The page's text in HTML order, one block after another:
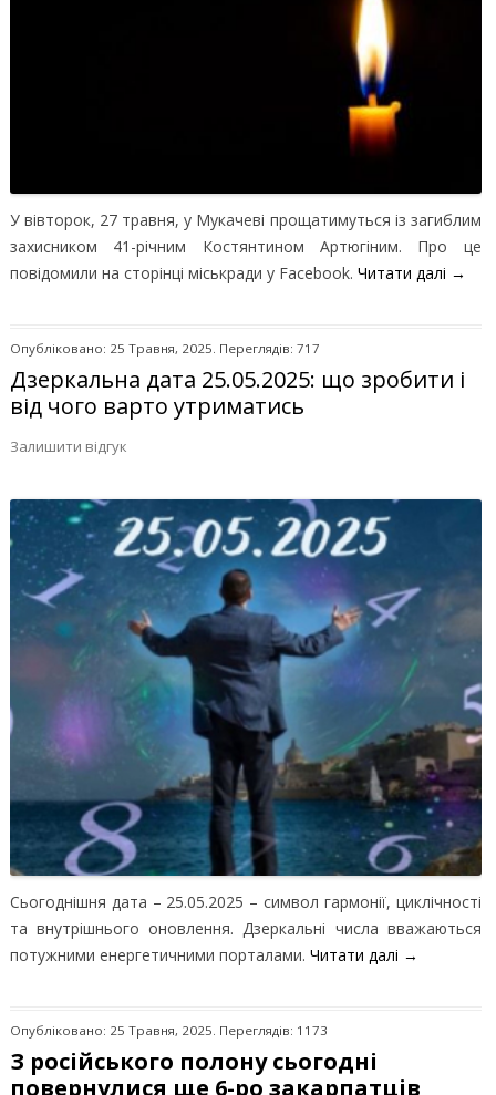
У вівторок, 27 травня, у Мукачеві прощатимуться із загиблим
захисником 41-річним Костянтином Артюгіним. Про це
повідомили на сторінці міськради у Facebook. Читати далі →
Опубліковано: 25 Травня, 2025. Переглядів: 717
Дзеркальна дата 25.05.2025: що зробити і
від чого варто утриматись
Залишити відгук
Сьогоднішня дата – 25.05.2025 – символ гармонії, циклічності
та внутрішнього оновлення. Дзеркальні числа вважаються
потужними енергетичними порталами. Читати далі →
Опубліковано: 25 Травня, 2025. Переглядів: 1173
З російського полону сьогодні
повернулися ще 6-ро закарпатців